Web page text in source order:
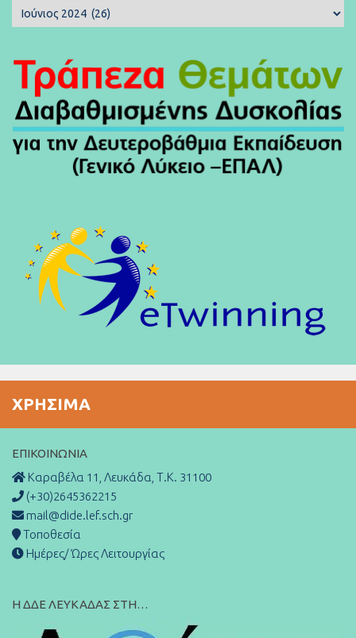
Μηνιαίο
Ιστορικό
ΧΡΉΣΙΜΑ
ΕΠΙΚΟΙΝΩΝΊΑ
Καραβέλα 11, Λευκάδα, Τ.Κ. 31100
(+30)2645362215
mail@dide.lef.sch.gr
Τοποθεσία
Ημέρες/ Ώρες Λειτουργίας
Η ΔΔΕ ΛΕΥΚΑΔΑΣ ΣΤΗ…